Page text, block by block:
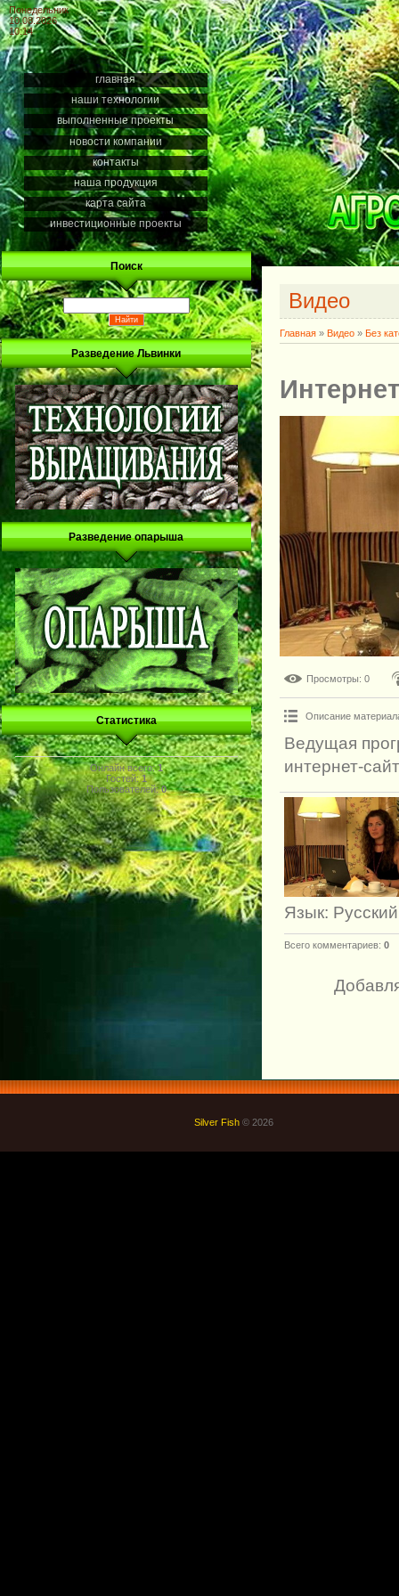
Понедельник
10.08.2026
10:14
главная
наши технологии
выполненные проекты
новости компании
контакты
наша продукция
карта сайта
инвестиционные проекты
Поиск
Разведение Львинки
Разведение опарыша
Статистика
Онлайн всего:1
Гостей:1
Пользователей:0
Видео
Главная » Видео » Без
Просмотры: 0
Описание
Ведущая
интернет-
Язык: Русский
Всего комментариев: 0
Silver Fish © 2026